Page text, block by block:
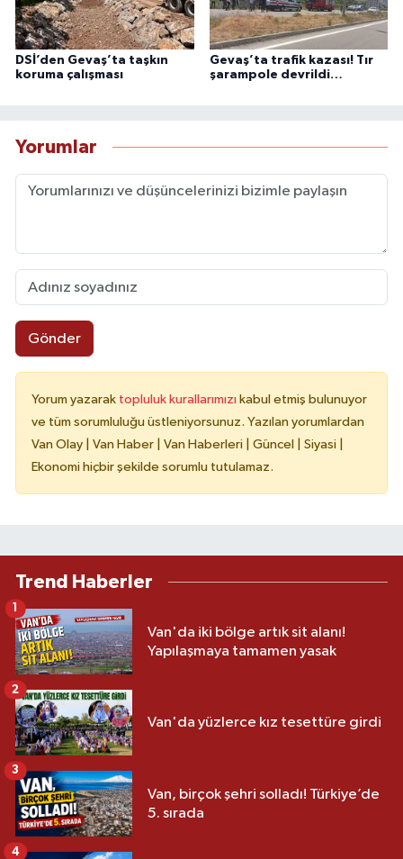
DSİ’den Gevaş’ta taşkın
koruma çalışması
Gevaş’ta trafik kazası! Tır
şarampole devrildi…
Yorumlar
Gönder
Yorum yazarak topluluk kurallarımızı kabul etmiş bulunuyor
ve tüm sorumluluğu üstleniyorsunuz. Yazılan yorumlardan
Van Olay | Van Haber | Van Haberleri | Güncel | Siyasi |
Ekonomi hiçbir şekilde sorumlu tutulamaz.
Trend Haberler
Van'da iki bölge artık sit alanı!
Yapılaşmaya tamamen yasak
1
Van'da yüzlerce kız tesettüre girdi
2
Van, birçok şehri solladı! Türkiye’de
5. sırada
3
4